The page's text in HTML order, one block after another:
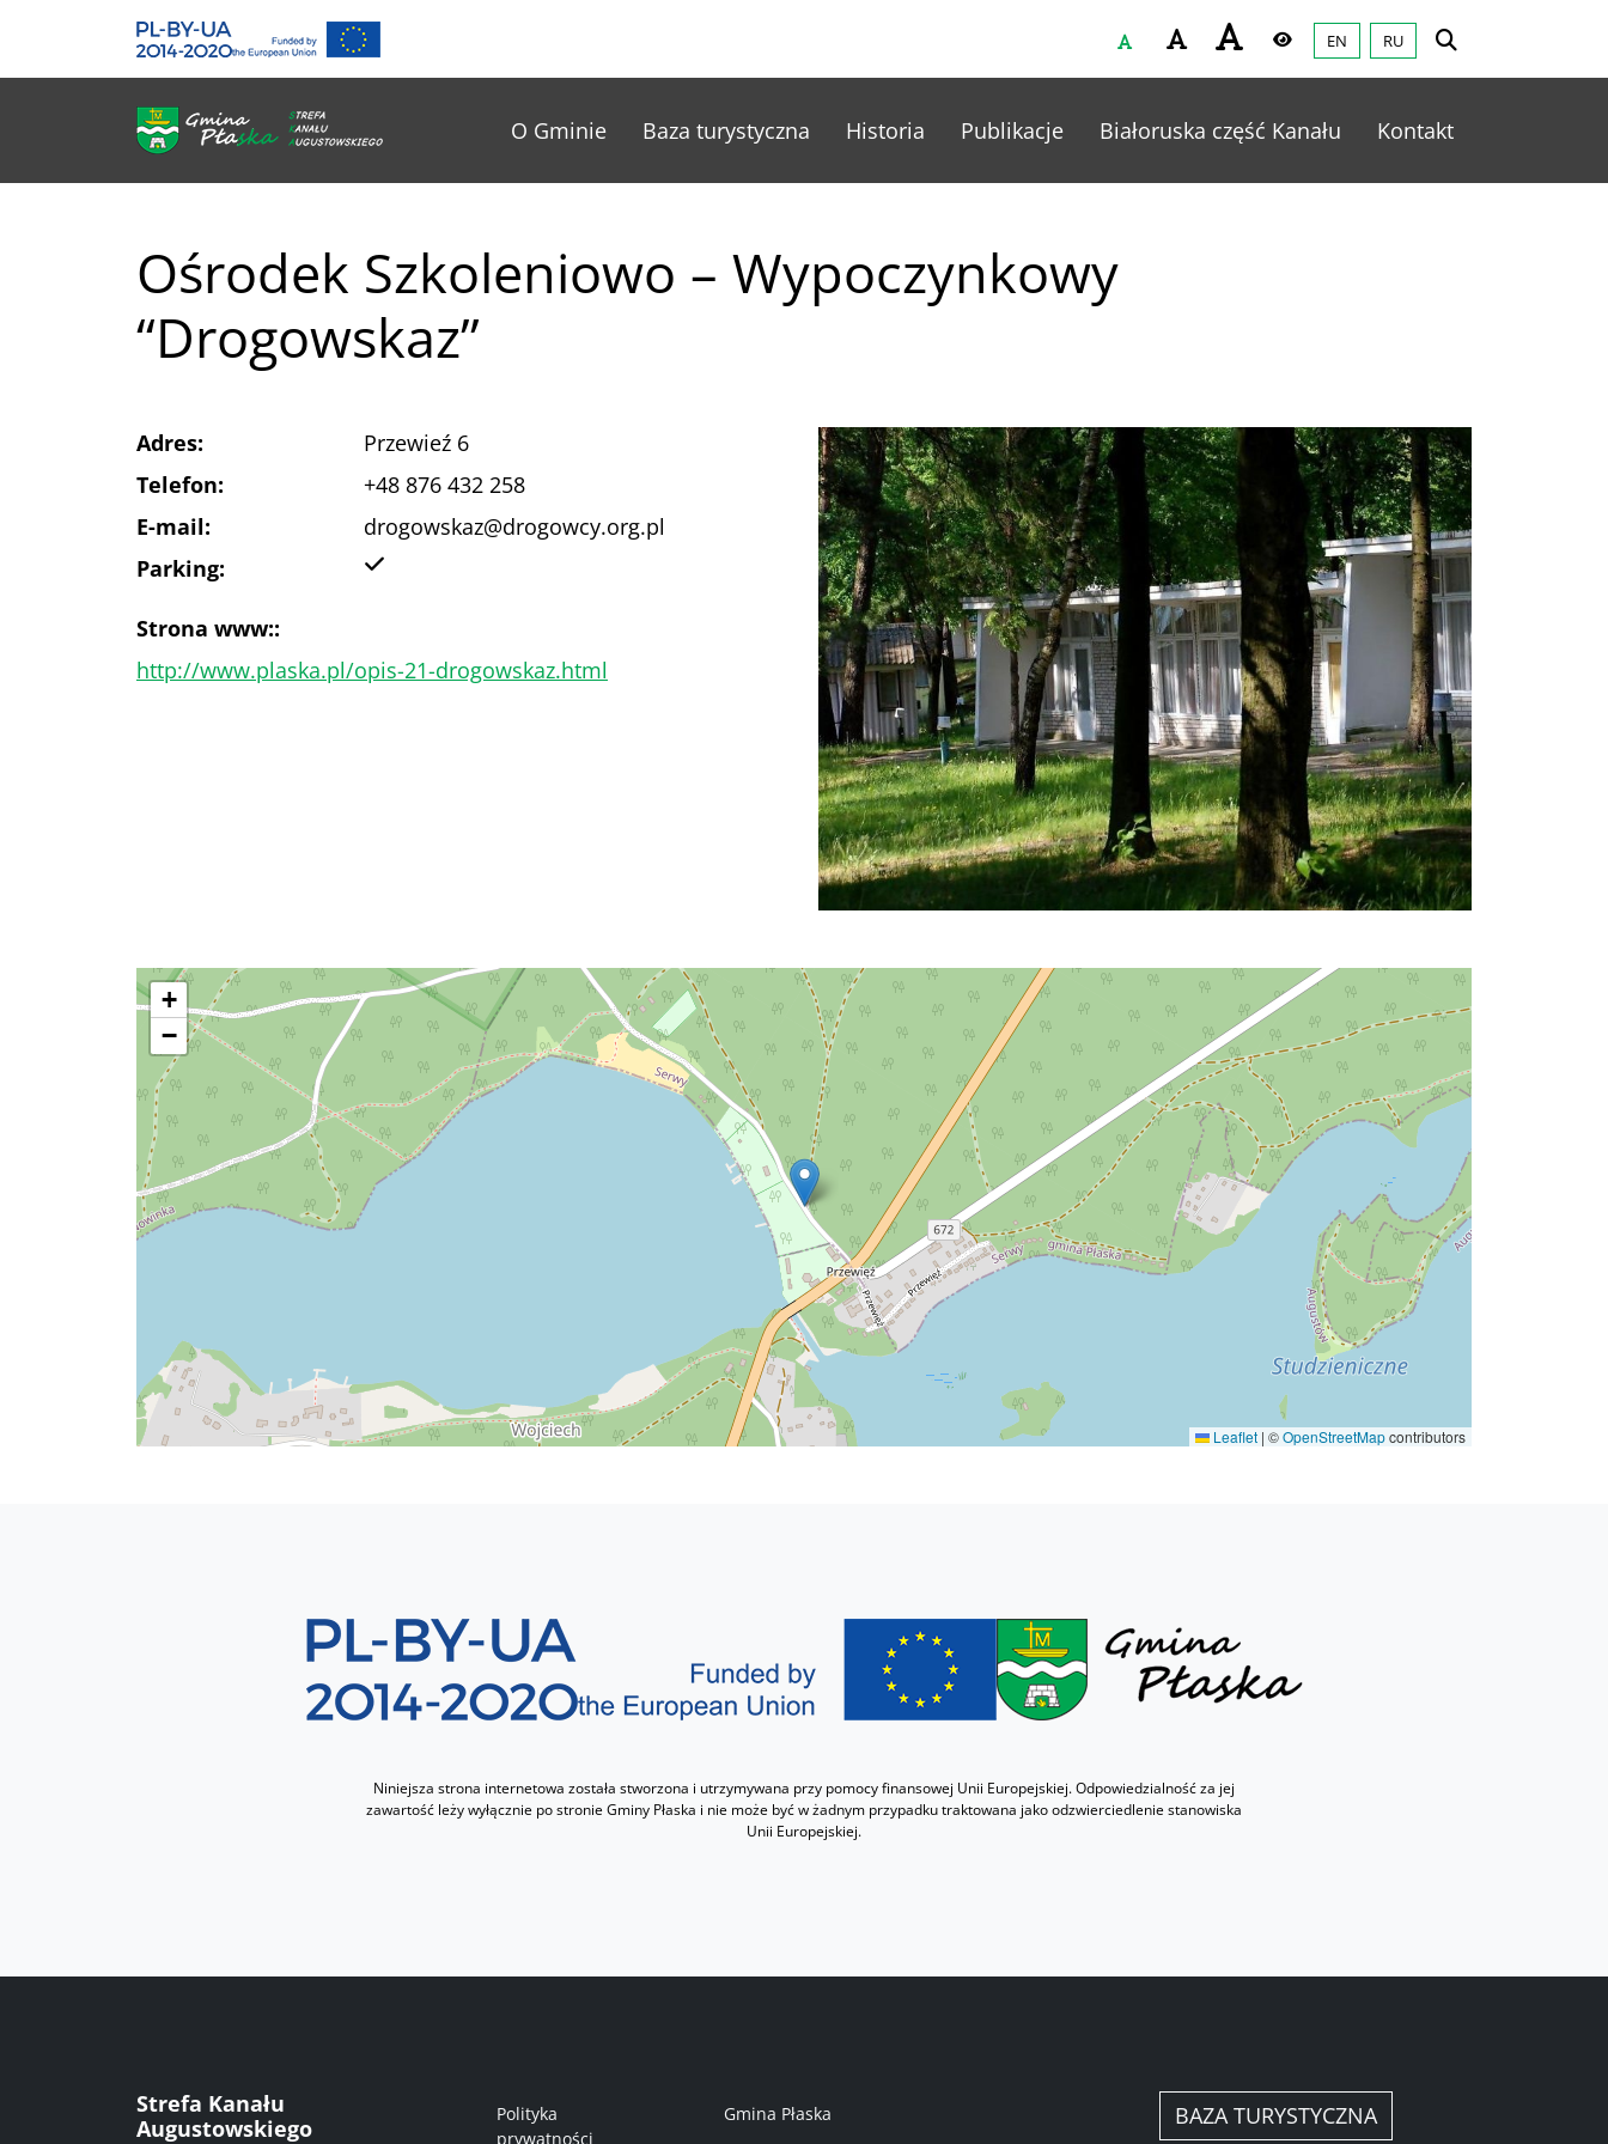
Gmina Płaska CzcionkaWysoki kontrast
EN RU
Menu główne
O Gminie Baza turystyczna Historia Publikacje Białoruska część Kanału Kontakt
Ośrodek Szkoleniowo – Wypoczynkowy
“Drogowskaz”
Adres:
Przewieź 6
Telefon:
+48 876 432 258
E-mail:
drogowskaz@drogowcy.org.pl
Parking:
Strona www::
http://www.plaska.pl/opis-21-drogowskaz.html
+
−
Leaflet | ©OpenStreetMapcontributors
Niniejsza strona internetowa została stworzona i utrzymywana przy pomocy finansowej Unii Europejskiej. Odpowiedzialność za jej
zawartość leży wyłącznie po stronie Gminy Płaska i nie może być w żadnym przypadku traktowana jako odzwierciedlenie stanowiska
Unii Europejskiej.
Strefa Kanału
Augustowskiego
Menu w stopce 1
Polityka
prywatności
Menu w stopce 2
Gmina Płaska BAZA TURYSTYCZNA